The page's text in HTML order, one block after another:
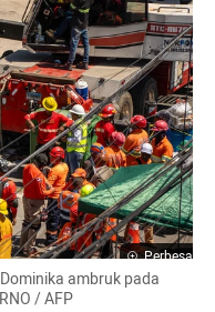
Perbesar
ambruk pada
/ AFP